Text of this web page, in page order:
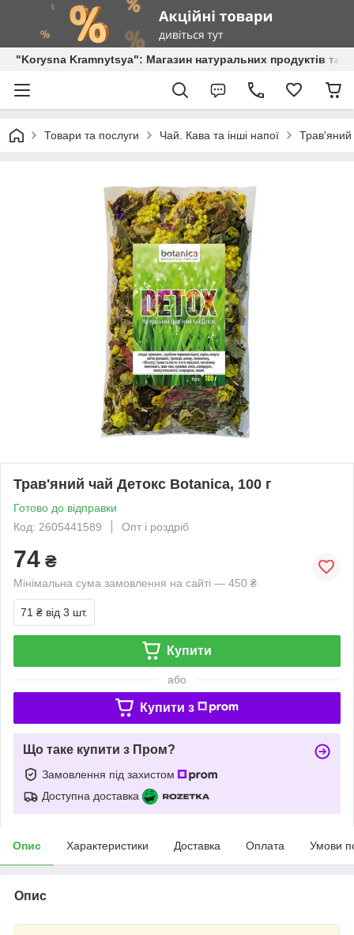
"Korysna Kramnytsya": Магазин натуральних продуктів та
Товари та послуги Чай. Кава та інші напої Трав'яний
Трав'яний чай Детокс Botanica, 100 г
Готово до відправки
Код: 2605441589
Опт і роздріб
74 ₴
Мінімальна сума замовлення на сайті — 450 ₴
71 ₴ від 3 шт.
Купити
або
Купити з
Що таке купити з Пром?
Замовлення під захистом
Доступна доставка
Опис Характеристики Доставка Оплата Умови
Опис